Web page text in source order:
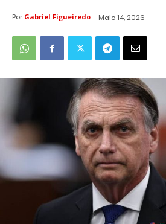
Por Gabriel Figueiredo Maio 14, 2026